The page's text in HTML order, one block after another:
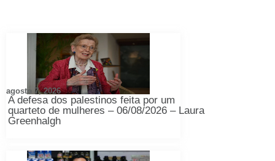
A defesa dos palestinos feita por um
quarteto de mulheres – 06/08/2026 – Laura
Greenhalgh
agosto 7, 2026